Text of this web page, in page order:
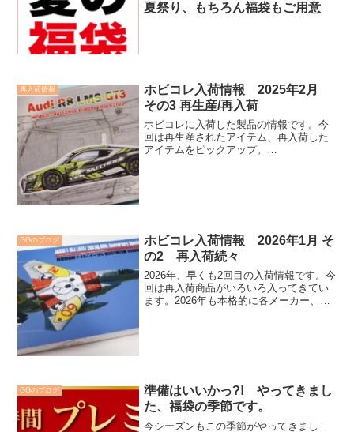
夏祭り、もちろん福袋もご用意
再入荷情報
ホビコレ入荷情報 2025年2月
その3 再生産/再入荷
ホビコレに入荷した製品の情報です。今
回は再生産されたアイテム、再入荷した
アイテムをピックアップ。
GGのブログ
ホビコレ入荷情報 2026年1月 そ
の2 再入荷続々
2026年、早くも2回目の入荷情報です。今
回は再入荷商品がいろいろ入ってきてい
ます。2026年も本格的に各メーカー、物
GGのブログ
準備はいいかっ?! やってきまし
た、福袋の季節です。
今シーズンもこの季節がやってきまし